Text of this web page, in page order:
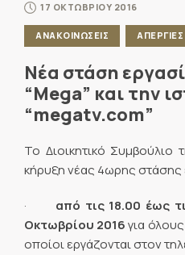
17 ΟΚΤΩΒΡΙΟΥ 2016
ΑΝΑΚΟΙΝΩΣΕΙΣ ΑΠΕΡΓΙΕΣ
Νέα στάση
“Mega” και την
“megatv.com”
Το Διοικητικό
κήρυξη νέας 4ωρης στάσης
· από τις 18.00 έως
Οκτωβρίου 2016για
οποίοι εργάζονται στον